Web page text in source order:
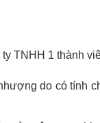
TNHH 1 thành
do có tính